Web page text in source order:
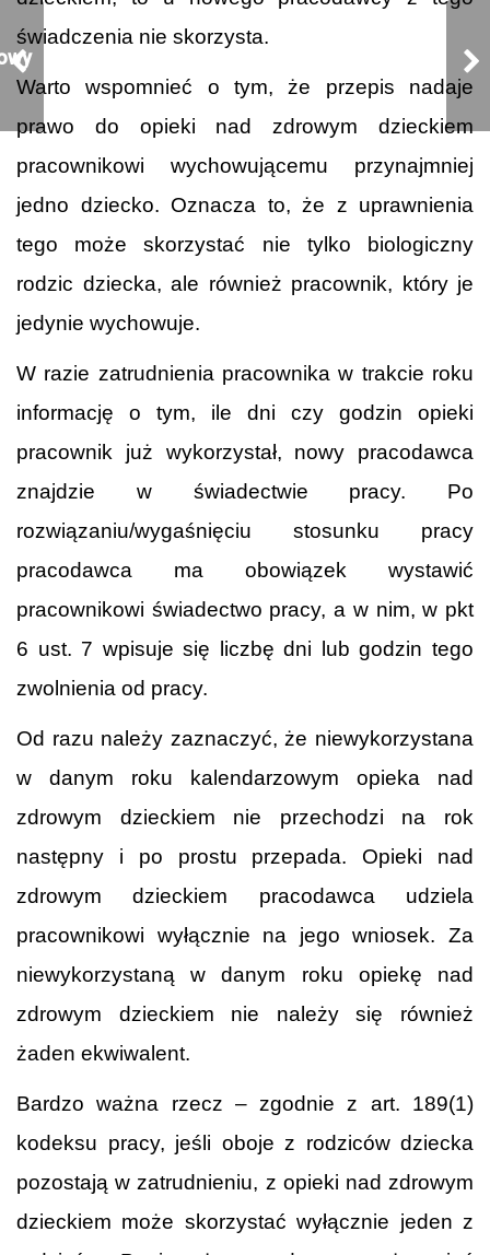
świadczenia nie skorzysta.
Warto wspomnieć o tym, że przepis nadaje
prawo do opieki nad zdrowym dzieckiem
pracownikowi wychowującemu przynajmniej
jedno dziecko. Oznacza to, że z uprawnienia
tego może skorzystać nie tylko biologiczny
rodzic dziecka, ale również pracownik, który je
jedynie wychowuje.
W razie zatrudnienia pracownika w trakcie roku
informację o tym, ile dni czy godzin opieki
pracownik już wykorzystał, nowy pracodawca
znajdzie w świadectwie pracy. Po
rozwiązaniu/wygaśnięciu stosunku pracy
pracodawca ma obowiązek wystawić
pracownikowi świadectwo pracy, a w nim, w pkt
6 ust. 7 wpisuje się liczbę dni lub godzin tego
zwolnienia od pracy.
Od razu należy zaznaczyć, że niewykorzystana
w danym roku kalendarzowym opieka nad
zdrowym dzieckiem nie przechodzi na rok
następny i po prostu przepada. Opieki nad
zdrowym dzieckiem pracodawca udziela
pracownikowi wyłącznie na jego wniosek. Za
niewykorzystaną w danym roku opiekę nad
zdrowym dzieckiem nie należy się również
żaden ekwiwalent.
Bardzo ważna rzecz – zgodnie z art. 189(1)
kodeksu pracy, jeśli oboje z rodziców dziecka
pozostają w zatrudnieniu, z opieki nad zdrowym
dzieckiem może skorzystać wyłącznie jeden z